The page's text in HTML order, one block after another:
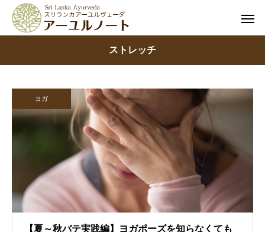
ストレッチ
ヨガ
【夏～秋バテ実践編】ヨガポーズを知らなくても